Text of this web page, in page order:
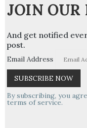
JOIN OUR
And get notified
post.
Email Address
By subscribing, you
terms of service.